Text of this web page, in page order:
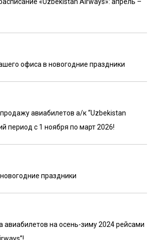
офиса в новогодние праздники
авиабилетов а/к “Uzbekistan
период с 1 ноября по март 2026!
праздники
на осень-зиму 2024 рейсами